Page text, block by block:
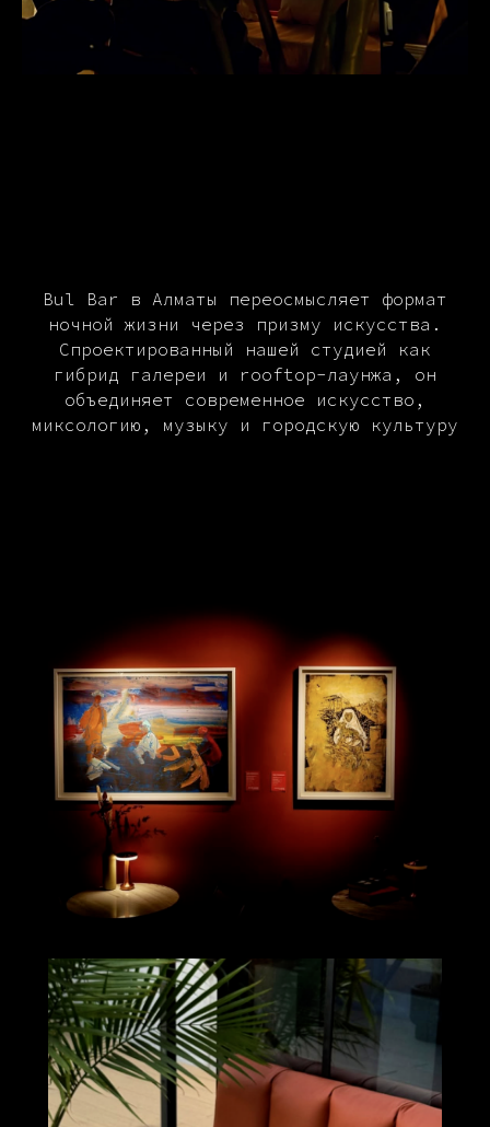
Bul Bar в Алматы переосмысляет формат
ночной жизни через призму искусства.
Спроектированный нашей студией как
гибрид галереи и rooftop-лаунжа, он
объединяет современное искусство,
миксологию, музыку и городскую культуру